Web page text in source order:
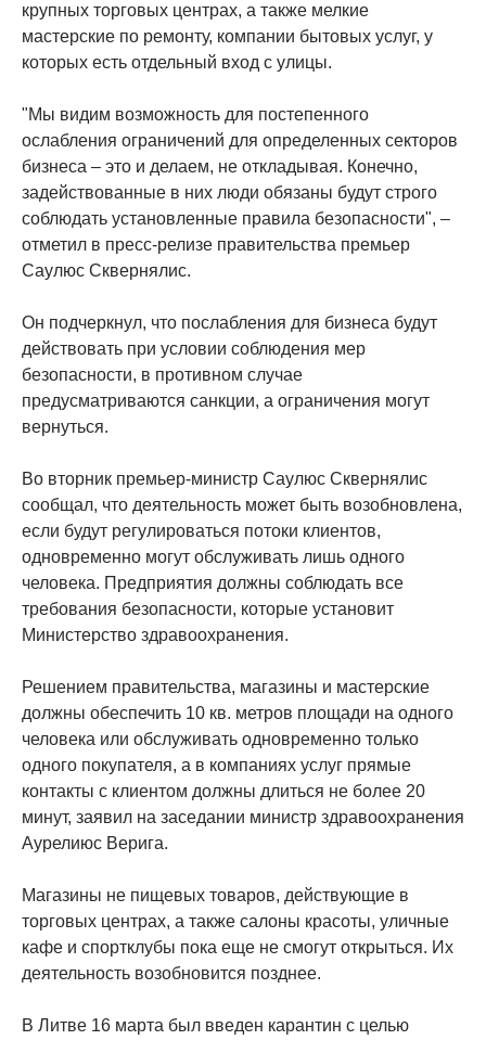
крупных торговых центрах, а также мелкие
мастерские по ремонту, компании бытовых услуг, у
которых есть отдельный вход с улицы.
"Мы видим возможность для постепенного
ослабления ограничений для определенных секторов
бизнеса – это и делаем, не откладывая. Конечно,
задействованные в них люди обязаны будут строго
соблюдать установленные правила безопасности", –
отметил в пресс-релизе правительства премьер
Саулюс Сквернялис.
Он подчеркнул, что послабления для бизнеса будут
действовать при условии соблюдения мер
безопасности, в противном случае
предусматриваются санкции, а ограничения могут
вернуться.
Во вторник премьер-министр Саулюс Сквернялис
сообщал, что деятельность может быть возобновлена,
если будут регулироваться потоки клиентов,
одновременно могут обслуживать лишь одного
человека. Предприятия должны соблюдать все
требования безопасности, которые установит
Министерство здравоохранения.
Решением правительства, магазины и мастерские
должны обеспечить 10 кв. метров площади на одного
человека или обслуживать одновременно только
одного покупателя, а в компаниях услуг прямые
контакты с клиентом должны длиться не более 20
минут, заявил на заседании министр здравоохранения
Аурелиюс Верига.
Магазины не пищевых товаров, действующие в
торговых центрах, а также салоны красоты, уличные
кафе и спортклубы пока еще не смогут открыться. Их
деятельность возобновится позднее.
В Литве 16 марта был введен карантин с целью